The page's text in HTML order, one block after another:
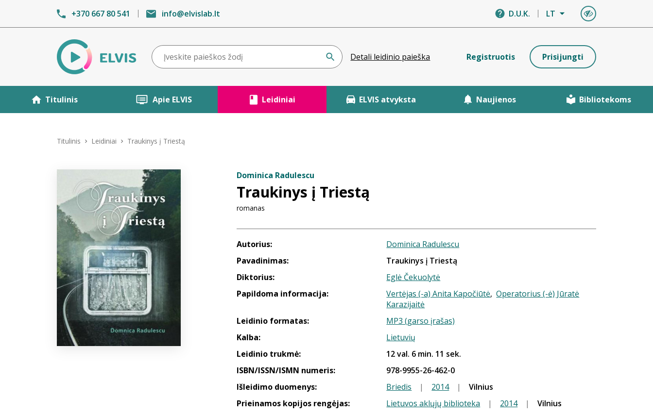
+370 667 80 541 info@elvislab.lt D.U.K. LT
Detali leidinio paieška Registruotis Prisijungti
Titulinis Apie ELVIS Leidiniai ELVIS atvyksta Naujienos Bibliotekoms
Titulinis Leidiniai Traukinys į Triestą
Dominica Radulescu
Traukinys į Triestą
romanas
Autorius:
Dominica Radulescu
Pavadinimas:
Traukinys į Triestą
Diktorius:
Eglė Čekuolytė
Papildoma informacija:
Vertėjas (-a) Anita Kapočiūtė,Operatorius (-ė) Jūratė
Karazijaitė
Leidinio formatas:
MP3 (garso įrašas)
Kalba:
Lietuvių
Leidinio trukmė:
12 val. 6 min. 11 sek.
ISBN/ISSN/ISMN numeris:
978-9955-26-462-0
Išleidimo duomenys:
Briedis | 2014 |
Vilnius
Prieinamos kopijos rengėjas:
Lietuvos aklųjų biblioteka | 2014 | Vilnius